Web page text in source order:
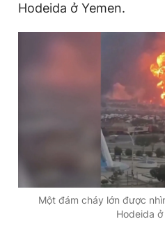
Hodeida ở Yemen.
Một đám cháy lớn được
Hodeida ở